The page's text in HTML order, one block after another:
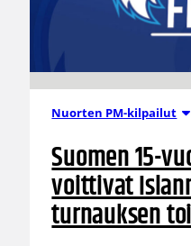
Nuorten PM-kilpailut
Suomen 15-
voittivat
turnauksen